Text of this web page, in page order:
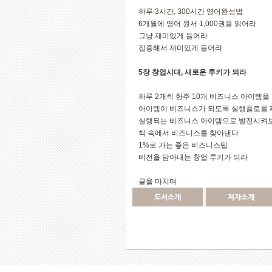
하루 3시간, 300시간 영어완성법
6개월에 영어 원서 1,000권을 읽어라
그냥 재미있게 들어라
집중해서 재미있게 들어라
5장 창업시대, 새로운 루키가 되라
하루 2개씩 한주 10개 비즈니스 아이템을
아이템이 비즈니스가 되도록 실행플로를
실행되는 비즈니스 아이템으로 발전시켜
책 속에서 비즈니스를 찾아낸다
1%로 가는 좋은 비즈니스팁
비전을 담아내는 창업 루키가 되라
글을 마치며
도서소개 저자소개